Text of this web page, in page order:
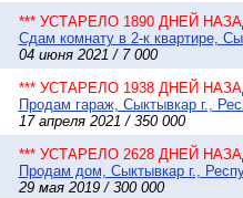
*** УСТАРЕЛО 1890 ДНЕЙ
Сдам комнату в 2-к квартире,
04 июня 2021 / 7 000
*** УСТАРЕЛО 1938 ДНЕЙ
Продам гараж, Сыктывкар г.,
17 апреля 2021 / 350 000
*** УСТАРЕЛО 2628 ДНЕЙ
Продам дом, Сыктывкар г.,
29 мая 2019 / 300 000